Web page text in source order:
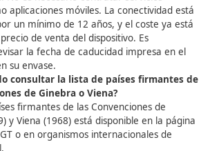
la Convención de Viena sobre
de señalización en circulación
de Viena permite a los países
circulación internacional lleven:
equilátero.
de señalización equivalente,
del país de matriculación.